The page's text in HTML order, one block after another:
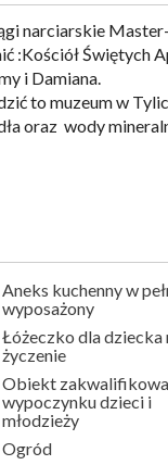
narciarskie
:Kościół Świętych
i Damiana.
to muzeum w
oraz wody
Aneks kuchenny w
wyposażony
Łóżeczko dla dziecka
życzenie
Obiekt
wypoczynku dzieci i
młodzieży
Ogród